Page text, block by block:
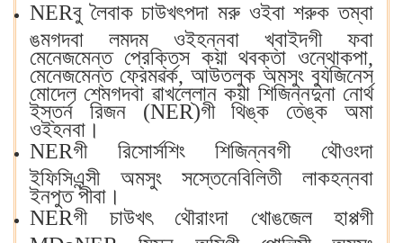
NERবু লৈবাক চাউখৎপদা মরু ওইবা শরুক তম্বা
ঙমগদবা লমদম ওইহন্নবা খ্বাইদগী ফবা
মেনেজমেন্ত প্রেক্তিস কয়া থবক্তা ওন্থোকপা,
মেনেজমেন্ত ফ্রেমৱর্ক, আউতলুক অমসুং ব্যুজিনেস
মোদেল শেমগদবা ৱাখল্লোন কয়া শিজিন্নদুনা নোর্থ
ইস্তর্ন রিজন (NER)গী থিঙ্ক তেঙ্ক অমা
ওইহনবা।
NERগী রিসোর্সশিং শিজিন্নবগী থৌওংদা
ইফিসিএন্সী অমসুং সস্তেনেবিলিতী লাকহন্নবা
ইনপুত পীবা।
NERগী চাউখৎ থৌরাংদা খোঙজেল হাপ্পগী